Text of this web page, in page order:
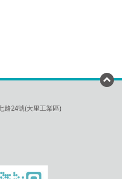
路24號(大里工業區)